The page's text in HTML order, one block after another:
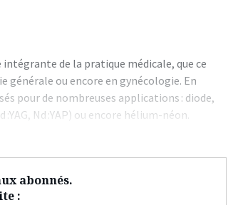
de la pratique médicale, que ce
ou encore en gynécologie. En
pour de nombreuses applications : diode,
Nd :YAP) ou encore hélium-néon.
abonnés.
: